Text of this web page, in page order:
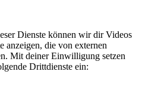
Dienste können wir dir Videos
anzeigen, die von externen
Mit deiner Einwilligung setzen
Drittdienste ein: